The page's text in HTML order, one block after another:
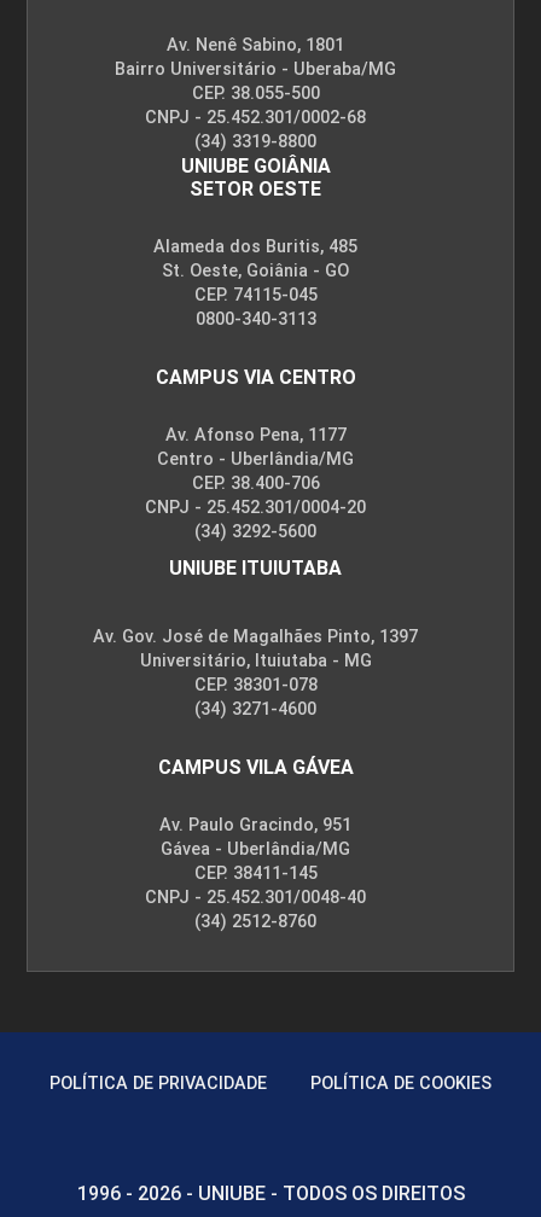
Av. Nenê Sabino, 1801
Bairro Universitário - Uberaba/MG
CEP. 38.055-500
CNPJ - 25.452.301/0002-68
(34) 3319-8800
UNIUBE GOIÂNIA
SETOR OESTE
Alameda dos Buritis, 485
St. Oeste, Goiânia - GO
CEP. 74115-045
0800-340-3113
CAMPUS VIA CENTRO
Av. Afonso Pena, 1177
Centro - Uberlândia/MG
CEP. 38.400-706
CNPJ - 25.452.301/0004-20
(34) 3292-5600
UNIUBE ITUIUTABA
Av. Gov. José de Magalhães Pinto, 1397
Universitário, Ituiutaba - MG
CEP. 38301-078
(34) 3271-4600
CAMPUS VILA GÁVEA
Av. Paulo Gracindo, 951
Gávea - Uberlândia/MG
CEP. 38411-145
CNPJ - 25.452.301/0048-40
(34) 2512-8760
POLÍTICA DE PRIVACIDADE POLÍTICA DE COOKIES
1996 - 2026 - UNIUBE - TODOS OS DIREITOS